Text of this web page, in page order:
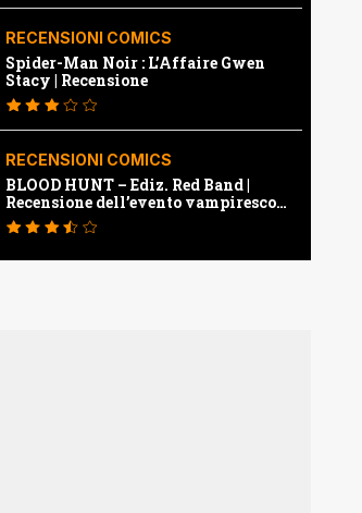
RECENSIONI COMICS
Spider-Man Noir : L’Affaire Gwen
Stacy | Recensione
RECENSIONI COMICS
BLOOD HUNT – Ediz. Red Band |
Recensione dell’evento vampiresco
della Marvel